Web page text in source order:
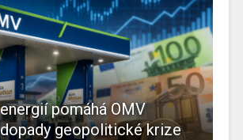
pomáhá OMV
geopolitické krize